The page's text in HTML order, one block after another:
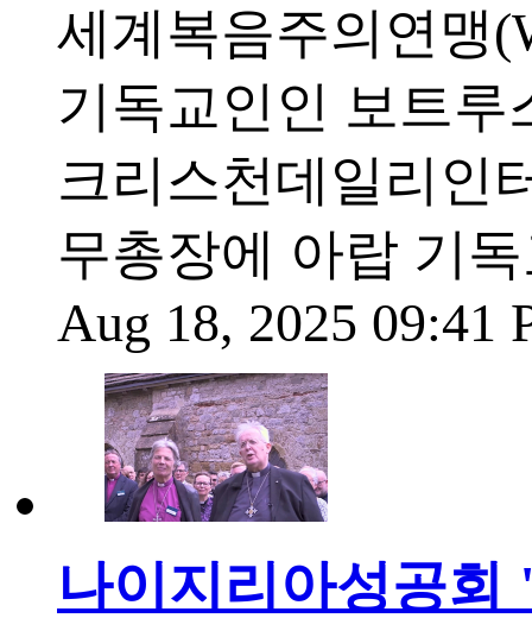
세계복음주의연맹
기독교인인 보트루
크리스천데일리인
무총장에 아랍 기
Aug 18, 2025 09:41
나이지리아성공